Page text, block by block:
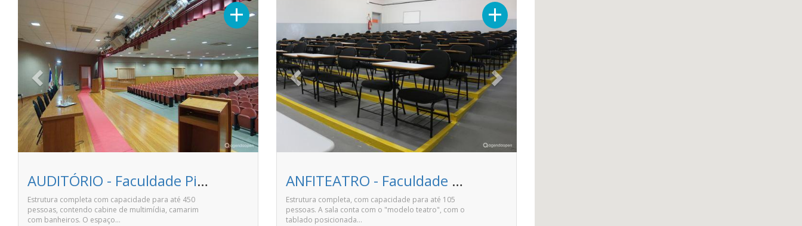
+
AUDITÓRIO - Faculdade Pitágoras de Linhares
Estrutura completa com capacidade para até 450
pessoas, contendo cabine de multimídia, camarim
com banheiros. O espaço…
+
ANFITEATRO - Faculdade Pitágoras de Linhares
Estrutura completa, com capacidade para até 105
pessoas. A sala conta com o "modelo teatro", com o
tablado posicionada…